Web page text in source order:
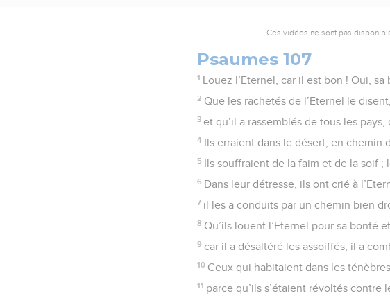
Ces vidéos ne sont pas
Psaumes 107
1 Louez l’Eternel, car il est bon ! Oui,
2 Que les rachetés de l’Eternel le
3 et qu’il a rassemblés de tous les
4 Ils erraient dans le désert, en
5 Ils souffraient de la faim et de la soif ;
6 Dans leur détresse, ils ont crié à
7 il les a conduits par un chemin bien
8 Qu’ils louent l’Eternel pour sa bonté
9 car il a désaltéré les assoiffés, il a
10 Ceux qui habitaient dans les
11 parce qu’ils s’étaient révoltés contre